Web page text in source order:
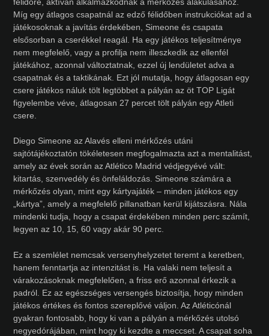
Míg egy átlagos csapatnál az edző félidőben instrukciókat ad a
játékosoknak a javítás érdekében, Simeone és csapata
elsősorban a cserékkel reagál. Ha egy játékos teljesítménye
nem megfelelő, vagy a profilja nem illeszkedik az ellenfél
játékához, azonnal változtatnak, ezzel új lendületet adva a
csapatnak és a taktikának. Ezt jól mutatja, hogy átlagosan egy
csere játékos náluk tölt legtöbbet a pályán az öt TOP Ligát
figyelembe véve, átlagosan 27 percet tölt pályán egy Atleti
csere.
Diego Simeone az Alavés elleni mérkőzés utáni
sajtótájékoztatón tökéletesen megfogalmazta azt a mentalitást,
amely az évek során az Atlético Madrid védjegyévé vált:
kitartás, szenvedély és önfeláldozás. Simeone számára a
mérkőzés olyan, mint egy kártyajáték – minden játékos egy
„kártya”, amely a megfelelő pillanatban kerül kijátszásra. Nála
mindenki tudja, hogy a csapat érdekében minden perc számít,
legyen az 10, 15, 60 vagy akár 90 perc.
Ez a szemlélet nemcsak versenyhelyzetet teremt a keretben,
hanem fenntartja az intenzitást is. Ha valaki nem teljesít a
várakozásoknak megfelelően, a friss erő azonnal érkezik a
padról. Ez az egészséges versengés biztosítja, hogy minden
játékos értékes és fontos szereplővé váljon. Az Atléticónál
gyakran fontosabb, hogy ki van a pályán a mérkőzés utolsó
negyedórájában, mint hogy ki kezdte a meccset. A csapat soha